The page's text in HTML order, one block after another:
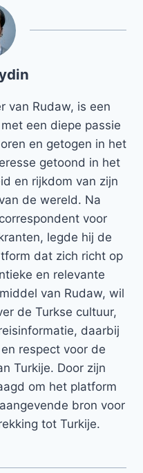
van Rudaw, is een
een diepe passie
en getogen in het
getoond in het
en rijkdom van zijn
de wereld. Na
voor
legde hij de
dat zich richt op
en relevante
van Rudaw, wil
de Turkse cultuur,
daarbij
respect voor de
Turkije. Door zijn
om het platform
bron voor
tot Turkije.